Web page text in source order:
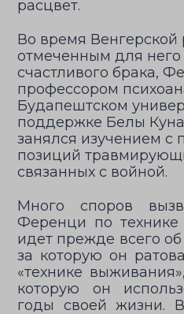
расцвет.
Во время Венгерской
отмеченным для
счастливого брака,
профессором
Будапештском
поддержке Белы
занялся изучением с
позиций
связанных с войной.
Много споров
Ференци по технике
идет прежде всего об
за которую он
«технике
которую он
годы своей жизни.